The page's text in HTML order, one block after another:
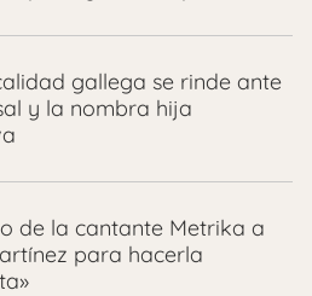
gallega se rinde ante
y la nombra hija
de la cantante Metrika a
para hacerla